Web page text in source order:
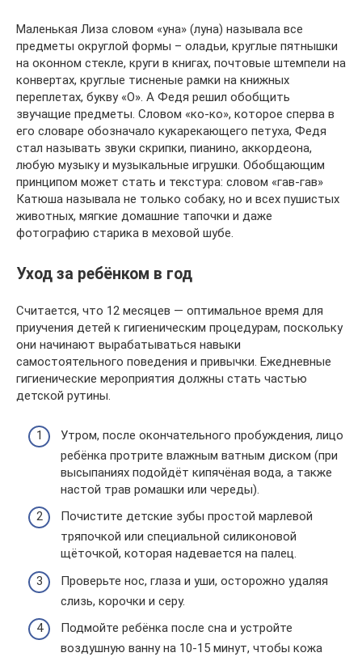
Маленькая Лиза словом «уна» (луна) называла все
предметы округлой формы – оладьи, круглые пятнышки
на оконном стекле, круги в книгах, почтовые штемпели на
конвертах, круглые тисненые рамки на книжных
переплетах, букву «О». А Федя решил обобщить
звучащие предметы. Словом «ко-ко», которое сперва в
его словаре обозначало кукарекающего петуха, Федя
стал называть звуки скрипки, пианино, аккордеона,
любую музыку и музыкальные игрушки. Обобщающим
принципом может стать и текстура: словом «гав-гав»
Катюша называла не только собаку, но и всех пушистых
животных, мягкие домашние тапочки и даже
фотографию старика в меховой шубе.
Уход за ребёнком в год
Считается, что 12 месяцев — оптимальное время для
приучения детей к гигиеническим процедурам, поскольку
они начинают вырабатываться навыки
самостоятельного поведения и привычки. Ежедневные
гигиенические мероприятия должны стать частью
детской рутины.
Утром, после окончательного пробуждения, лицо
ребёнка протрите влажным ватным диском (при
высыпаниях подойдёт кипячёная вода, а также
настой трав ромашки или череды).
Почистите детские зубы простой марлевой
тряпочкой или специальной силиконовой
щёточкой, которая надевается на палец.
Проверьте нос, глаза и уши, осторожно удаляя
слизь, корочки и серу.
Подмойте ребёнка после сна и устройте
воздушную ванну на 10-15 минут, чтобы кожа